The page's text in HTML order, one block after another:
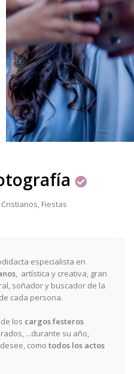
Fiestas
especialista en
, artística y creativa, gran
soñador y buscador de la
cada persona.
de los cargos festeros
...durante su año,
como todos los actos